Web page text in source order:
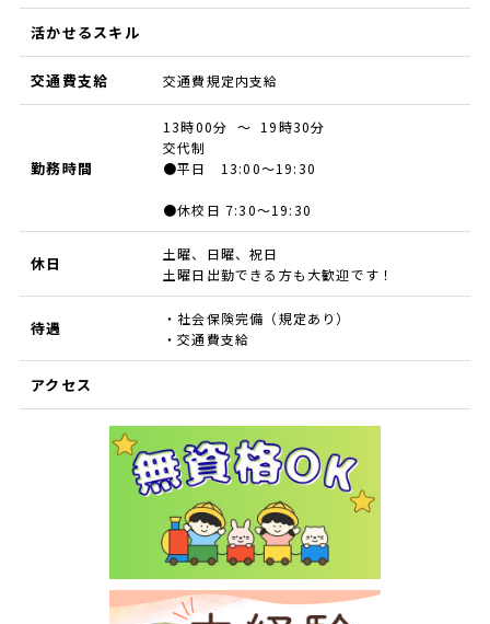
活かせるスキル
交通費支給 交通費規定内支給
勤務時間
13時00分 ～ 19時30分
交代制
●平日 13:00～19:30
●休校日 7:30～19:30
休日
土曜、日曜、祝日
土曜日出勤できる方も大歓迎です！
待遇
・社会保険完備（規定あり）
・交通費支給
アクセス